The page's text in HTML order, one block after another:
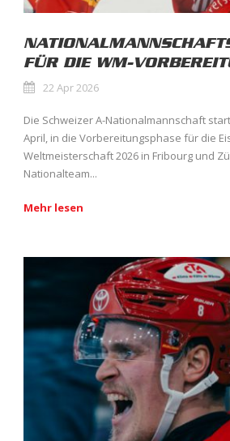
FÜR DIE WM-
22 Apr 2026
Die Schweizer A-Nationalmannschaft
April, in die Vorbereitungsphase für die
Weltmeisterschaft 2026 in Fribourg und
Nationalteam...
Mehr lesen